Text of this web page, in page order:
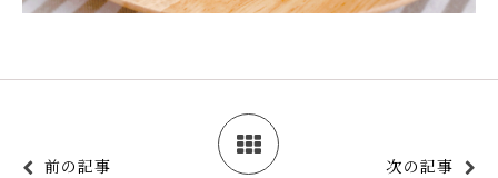
前の記事
次の記事